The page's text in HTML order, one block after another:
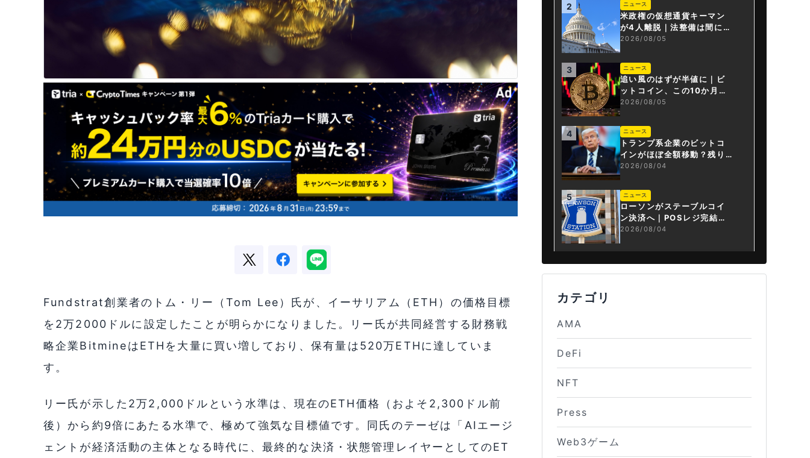
Fundstrat創業者のトム・リー（Tom Lee）氏が、イーサリアム（ETH）の価格目標
を2万2000ドルに設定したことが明らかになりました。リー氏が共同経営する財務戦
略企業BitmineはETHを大量に買い増しており、保有量は520万ETHに達していま
す。
リー氏が示した2万2,000ドルという水準は、現在のETH価格（およそ2,300ドル前
後）から約9倍にあたる水準で、極めて強気な目標値です。同氏のテーゼは「AIエージ
ェントが経済活動の主体となる時代に、最終的な決済・状態管理レイヤーとしてのET
2 ニュース
米政権の仮想通貨キーマン
が4人離脱｜法整備は間に合
うか
2026/08/05
3 ニュース
追い風のはずが半値に｜ビ
ットコイン、この10か月で
何が起きたか
2026/08/05
4 ニュース
トランプ系企業のビットコ
インがほぼ全額移動？残り
は3.43BTCか
2026/08/04
5 ニュース
ローソンがステーブルコイ
ン決済へ｜POSレジ完結は
国内初
2026/08/04
カテゴリ
AMA
DeFi
NFT
Press
Web3ゲーム